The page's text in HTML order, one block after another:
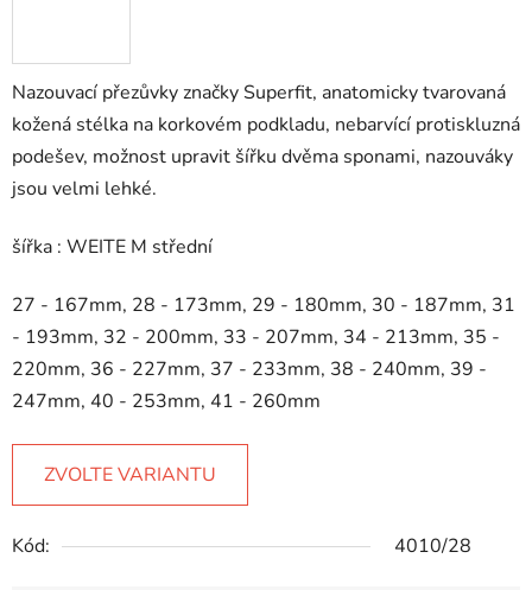
Nazouvací přezůvky značky Superfit, anatomicky tvarovaná
kožená stélka na korkovém podkladu, nebarvící protiskluzná
podešev, možnost upravit šířku dvěma sponami, nazouváky
jsou velmi lehké.
šířka : WEITE M střední
27 - 167mm, 28 - 173mm, 29 - 180mm, 30 - 187mm, 31
- 193mm, 32 - 200mm, 33 - 207mm, 34 - 213mm, 35 -
220mm, 36 - 227mm, 37 - 233mm, 38 - 240mm, 39 -
247mm, 40 - 253mm, 41 - 260mm
ZVOLTE VARIANTU
Kód: 4010/28